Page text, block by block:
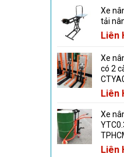
Xe
tải
Liên
Xe
có 2
Liên
Xe
Liên